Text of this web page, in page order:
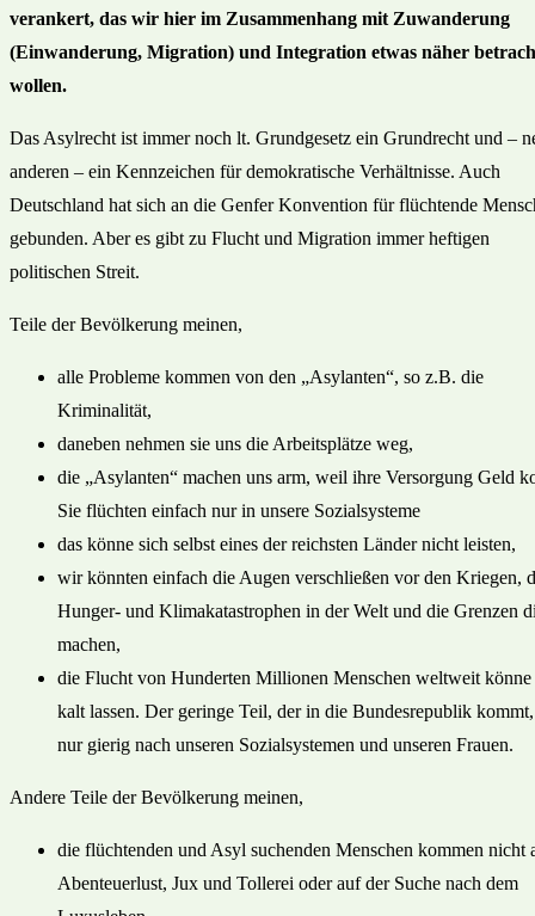
verankert, das wir hier im Zusammenhang mit Zuwanderung
(Einwanderung, Migration) und Integration etwas näher
wollen.
Das Asylrecht ist immer noch lt. Grundgesetz ein Grundrecht und –
anderen – ein Kennzeichen für demokratische Verhältnisse. Auch
Deutschland hat sich an die Genfer Konvention für flüchtende
gebunden. Aber es gibt zu Flucht und Migration immer heftigen
politischen Streit.
Teile der Bevölkerung meinen,
alle Probleme kommen von den „Asylanten“, so z.B. die
Kriminalität,
daneben nehmen sie uns die Arbeitsplätze weg,
die „Asylanten“ machen uns arm, weil ihre Versorgung Geld
Sie flüchten einfach nur in unsere Sozialsysteme
das könne sich selbst eines der reichsten Länder nicht leisten,
wir könnten einfach die Augen verschließen vor den Kriegen,
Hunger- und Klimakatastrophen in der Welt und die Grenzen
machen,
die Flucht von Hunderten Millionen Menschen weltweit könne
kalt lassen. Der geringe Teil, der in die Bundesrepublik
nur gierig nach unseren Sozialsystemen und unseren Frauen.
Andere Teile der Bevölkerung meinen,
die flüchtenden und Asyl suchenden Menschen kommen nicht
Abenteuerlust, Jux und Tollerei oder auf der Suche nach dem